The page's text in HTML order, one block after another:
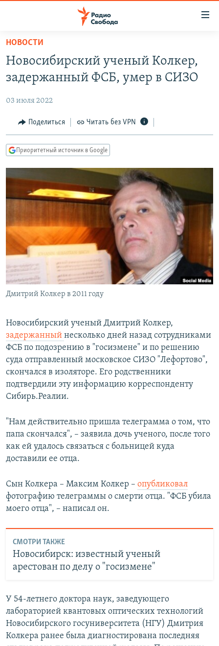
упрощенного
доступа
основному
Вернутся
главной
навигации
Вернутся
поиску
ПРОГРАММЫ
АВТОРСКИЕ ПРОЕКТЫ
ЦИТАТЫ СВОБОДЫ
МНЕНИЯ
IDEL.РЕАЛИИ
КАВКАЗ.РЕАЛИИ
СЕВЕР.РЕАЛИИ
СИБИРЬ.РЕАЛИИ
РАСПИСАНИЕ ВЕЩАНИЯ
ПОДПИШИТЕСЬ НА РАССЫЛКУ
СОЦИАЛЬНЫЕ СЕТИ
Все сайты РСЕ/РС
НОВОСТИ
Новосибирский ученый Колкер,
задержанный ФСБ, умер в СИЗО
03 июля 2022
Поделиться Читать без VPN
Приоритетный источник в Google
Дмитрий Колкер в 2011 году
Новосибирский ученый Дмитрий Колкер,
задержанный несколько дней назад сотрудниками
ФСБ по подозрению в "госизмене" и по решению
суда отправленный московское СИЗО "Лефортово",
скончался в изоляторе. Его родственники
подтвердили эту информацию корреспонденту
Сибирь.Реалии.
"Нам действительно пришла телеграмма о том, что
папа скончался", – заявила дочь ученого, после того
как ей удалось связаться с больницей куда
доставили ее отца.
Сын Колкера – Максим Колкер – опубликовал
фотографию телеграммы о смерти отца. "ФСБ убила
моего отца", – написал он.
СМОТРИ ТАКЖЕ
Новосибирск: известный ученый
арестован по делу о "госизмене"
У 54-летнего доктора наук, заведующего
лабораторией квантовых оптических технологий
Новосибирского госуниверситета (НГУ) Дмитрия
Колкера ранее была диагностирована последняя